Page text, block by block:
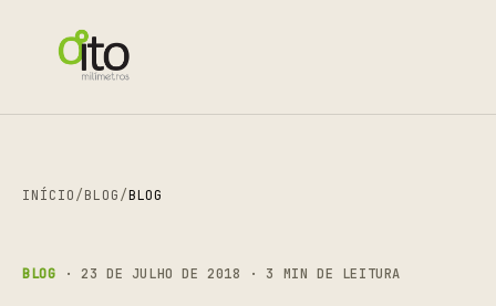
INÍCIO/BLOG/BLOG
BLOG · 23 DE JULHO DE 2018 · 3 MIN DE LEITURA